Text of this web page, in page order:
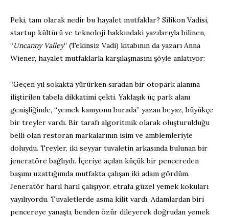
Peki, tam olarak nedir bu hayalet mutfaklar? Silikon Vadisi,
startup kültürü ve teknoloji hakkındaki yazılarıyla bilinen,
“Uncanny Valley” (Tekinsiz Vadi) kitabının da yazarı Anna
Wiener, hayalet mutfaklarla karşılaşmasını şöyle anlatıyor:
“Geçen yıl sokakta yürürken sıradan bir otopark alanına
iliştirilen tabela dikkatimi çekti. Yaklaşık üç park alanı
genişliğinde, “yemek kamyonu burada” yazan beyaz, büyükçe
bir treyler vardı. Bir tarafı algoritmik olarak oluşturulduğu
belli olan restoran markalarının isim ve amblemleriyle
doluydu. Treyler, iki seyyar tuvaletin arkasında bulunan bir
jeneratöre bağlıydı. İçeriye açılan küçük bir pencereden
başımı uzattığımda mutfakta çalışan iki adam gördüm.
Jeneratör harıl harıl çalışıyor, etrafa güzel yemek kokuları
yayılıyordu. Tuvaletlerde asma kilit vardı. Adamlardan biri
pencereye yanaştı, benden özür dileyerek doğrudan yemek